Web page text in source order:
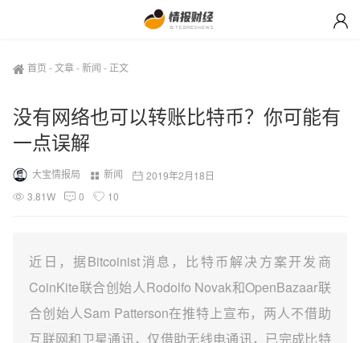
首页 -文章-新闻 - 正文
没有网络也可以转账比特币？你可能有
一点误解
大宝情报局 新闻
2019年2月18日
3.81W
0 10
近日，据Bitcoinist消息，比特币解决方案开发商
CoinKite联合创始人Rodolfo Novak和OpenBazaar联
合创始人Sam Patterson在推特上宣布，两人不借助
互联网和卫星通讯，仅借助无线电通讯，已完成比特